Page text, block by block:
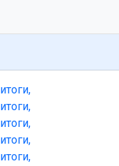
итоги,
итоги,
итоги,
итоги,
итоги,